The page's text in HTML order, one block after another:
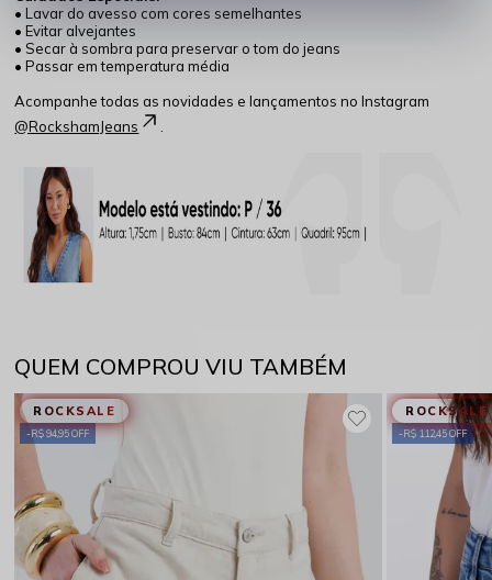
• Lavar do avesso com cores semelhantes
• Evitar alvejantes
• Secar à sombra para preservar o tom do jeans
• Passar em temperatura média
Acompanhe todas as novidades e lançamentos no Instagram
@RockshamJeans
QUEM COMPROU VIU TAMBÉM
R$ 94,95 OFF
ROCKSALE
R$ 112,45 OFF
ROCKSALE